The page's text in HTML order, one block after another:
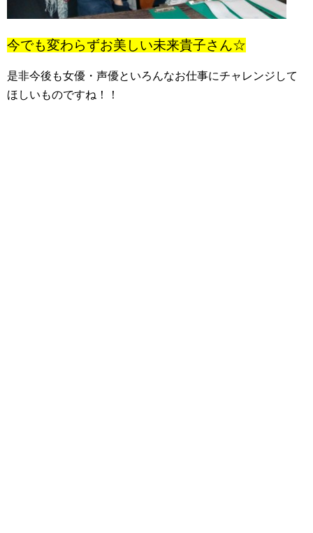
今でも変わらずお美しい未来貴子さん☆
是非今後も女優・声優といろんなお仕事にチャレンジして
ほしいものですね！！